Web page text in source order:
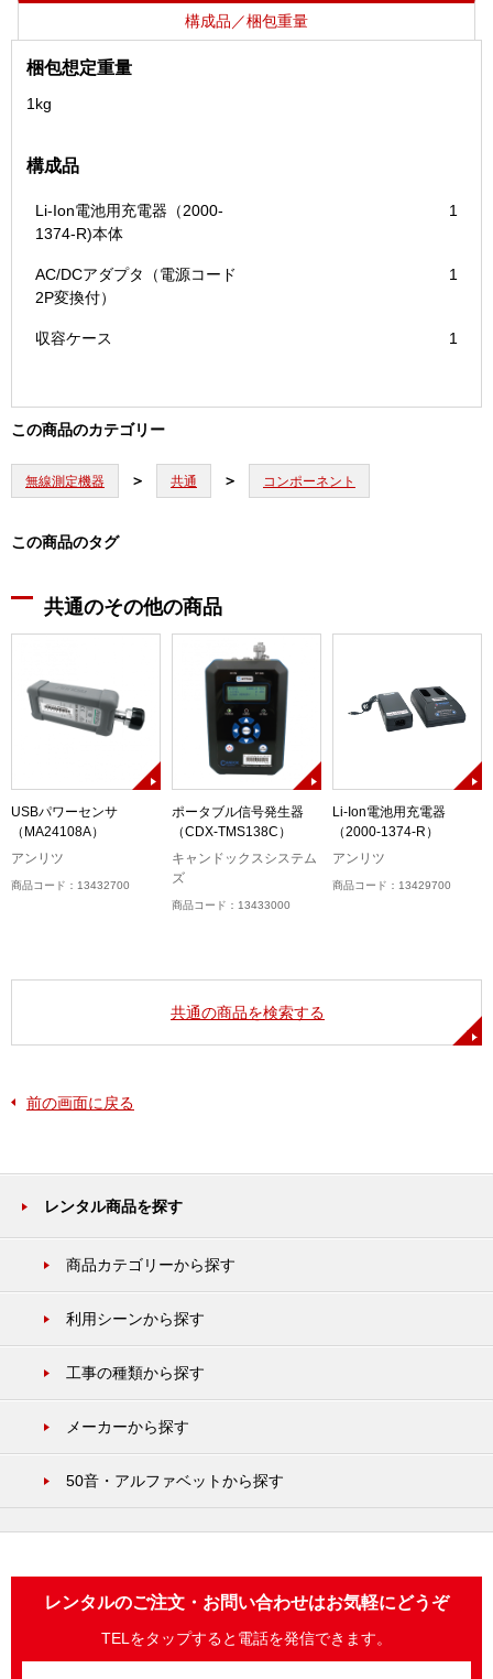
構成品／梱包重量
梱包想定重量
1kg
構成品
Li-Ion電池用充電器（2000-
1374-R)本体
1
AC/DCアダプタ（電源コード
2P変換付）
1
収容ケース 1
この商品のカテゴリー
無線測定機器 共通 コンポーネント
この商品のタグ
共通のその他の商品
USBパワーセンサ
（MA24108A）
アンリツ
商品コード：13432700
ポータブル信号発生器
（CDX-TMS138C）
キャンドックスシステム
ズ
商品コード：13433000
Li-Ion電池用充電器
（2000-1374-R）
アンリツ
商品コード：13429700
共通の商品を検索する
前の画面に戻る
レンタル商品を探す
商品カテゴリーから探す
利用シーンから探す
工事の種類から探す
メーカーから探す
50音・アルファベットから探す
レンタルのご注文・お問い合わせはお気軽にどうぞ
TELをタップすると電話を発信できます。